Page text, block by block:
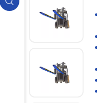
Zoom